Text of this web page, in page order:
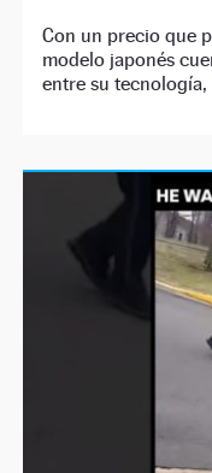
Con un precio que
modelo japonés
entre su